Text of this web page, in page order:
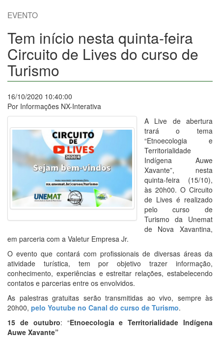
EVENTO
Tem início nesta quinta-feira
Circuito de Lives do curso de
Turismo
16/10/2020 10:40:00
Por Informações NX-Interativa
A Live de abertura
trará o tema
“Etnoecologia e
Territorialidade
Indígena Auwe
Xavante”, nesta
quinta-feira (15/10),
às 20h00. O Circuito
de Lives é realizado
pelo curso de
Turismo da Unemat
de Nova Xavantina,
em parceria com a Valetur Empresa Jr.
O evento que contará com profissionais de diversas áreas da
atividade turística, tem por objetivo trazer informação,
conhecimento, experiências e estreitar relações, estabelecendo
contatos e parcerias entre os envolvidos.
As palestras gratuitas serão transmitidas ao vivo, sempre às
20h00, pelo Youtube no Canal do curso de Turismo.
15 de outubro: “Etnoecologia e Territorialidade Indígena
Auwe Xavante”